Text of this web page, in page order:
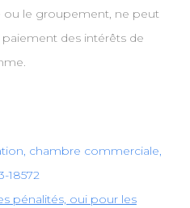
ou le groupement, ne peut
des intérêts de
chambre commerciale,
18572
pénalités, oui pour les